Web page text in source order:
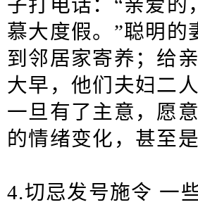
子打电话：“亲爱
慕大度假。”聪明
到邻居家寄养；给
大早，他们夫妇二
一旦有了主意，愿
的情绪变化，甚至
4.切忌发号施令 一